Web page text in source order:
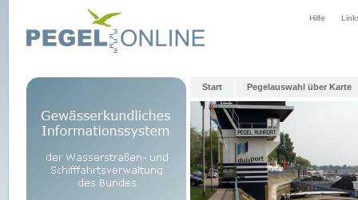
Hilfe
Start Pegelauswahl über Karte